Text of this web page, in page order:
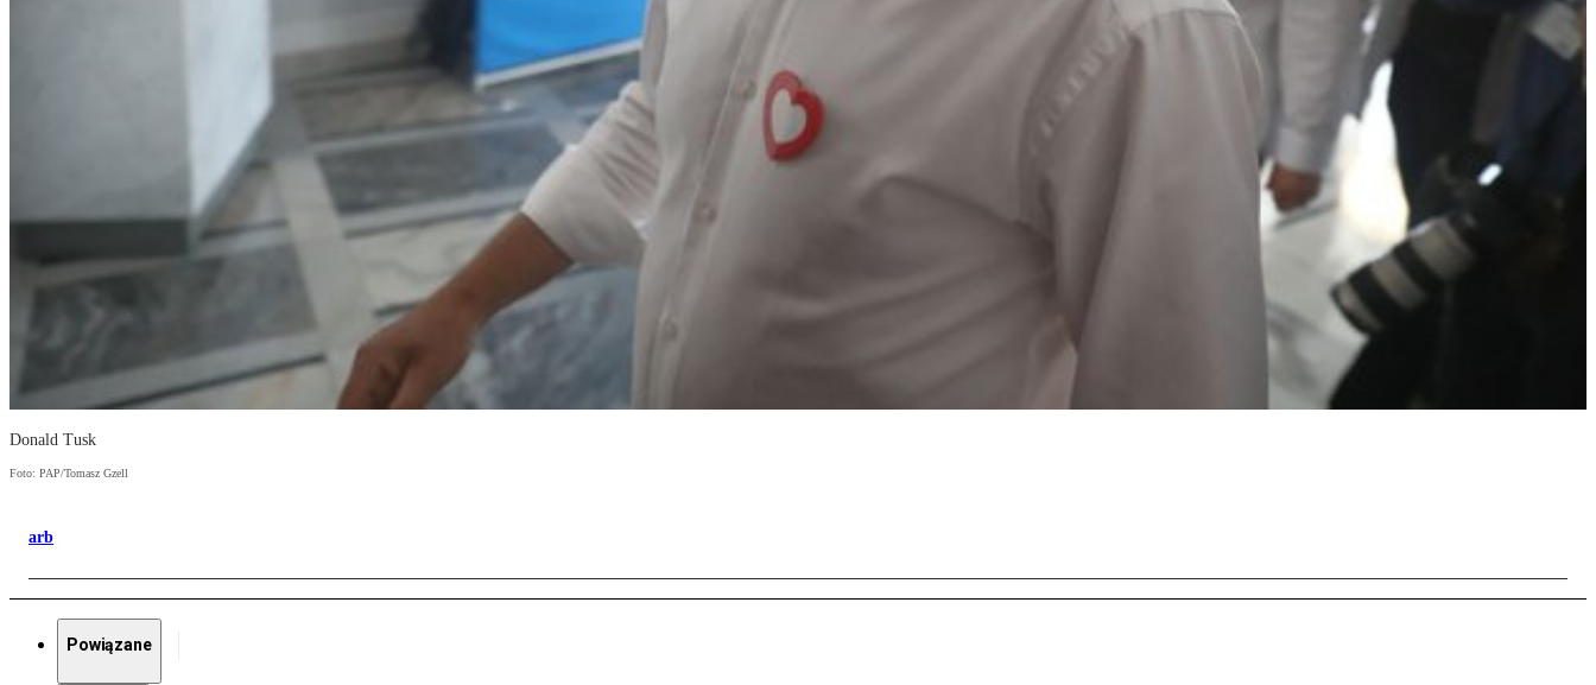
Donald Tusk
Foto: PAP/Tomasz Gzell
arb
Powiązane